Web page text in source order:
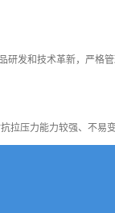
研发和技术革新，严格
拉压力能力较强、不易